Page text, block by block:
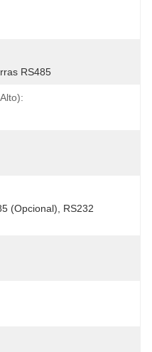
RS485
(opcional), RS232